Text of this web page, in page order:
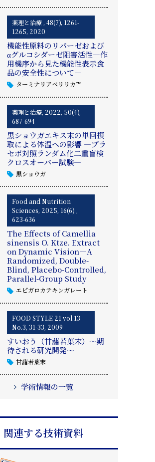
薬理と治療 , 48(7), 1261-
1265, 2020
機能性原料のリパーゼおよび
αグルコシダーゼ阻害活性―作
用機序から見た機能性表示食
品の安全性について―
ターミナリアベリリカ™
薬理と治療, 2022, 50(4),
687-694
黒ショウガエキス末の単回摂
取による体温への影響 ―プラ
セボ対照ランダム化二重盲検
クロスオーバー試験―
黒ショウガ
Food and Nutrition
Sciences, 2025, 16(6) ,
623-636
The Effects of Camellia
sinensis O. Ktze. Extract
on Dynamic Vision—A
Randomized, Double-
Blind, Placebo-Controlled,
Parallel-Group Study
エピガロカテキンガレート
FOOD STYLE 21 vol.13
No.3, 31-33, 2009
すいおう（甘藷若葉末）～期
待される研究開発～
甘藷若葉末
学術情報の一覧
関連する技術資料